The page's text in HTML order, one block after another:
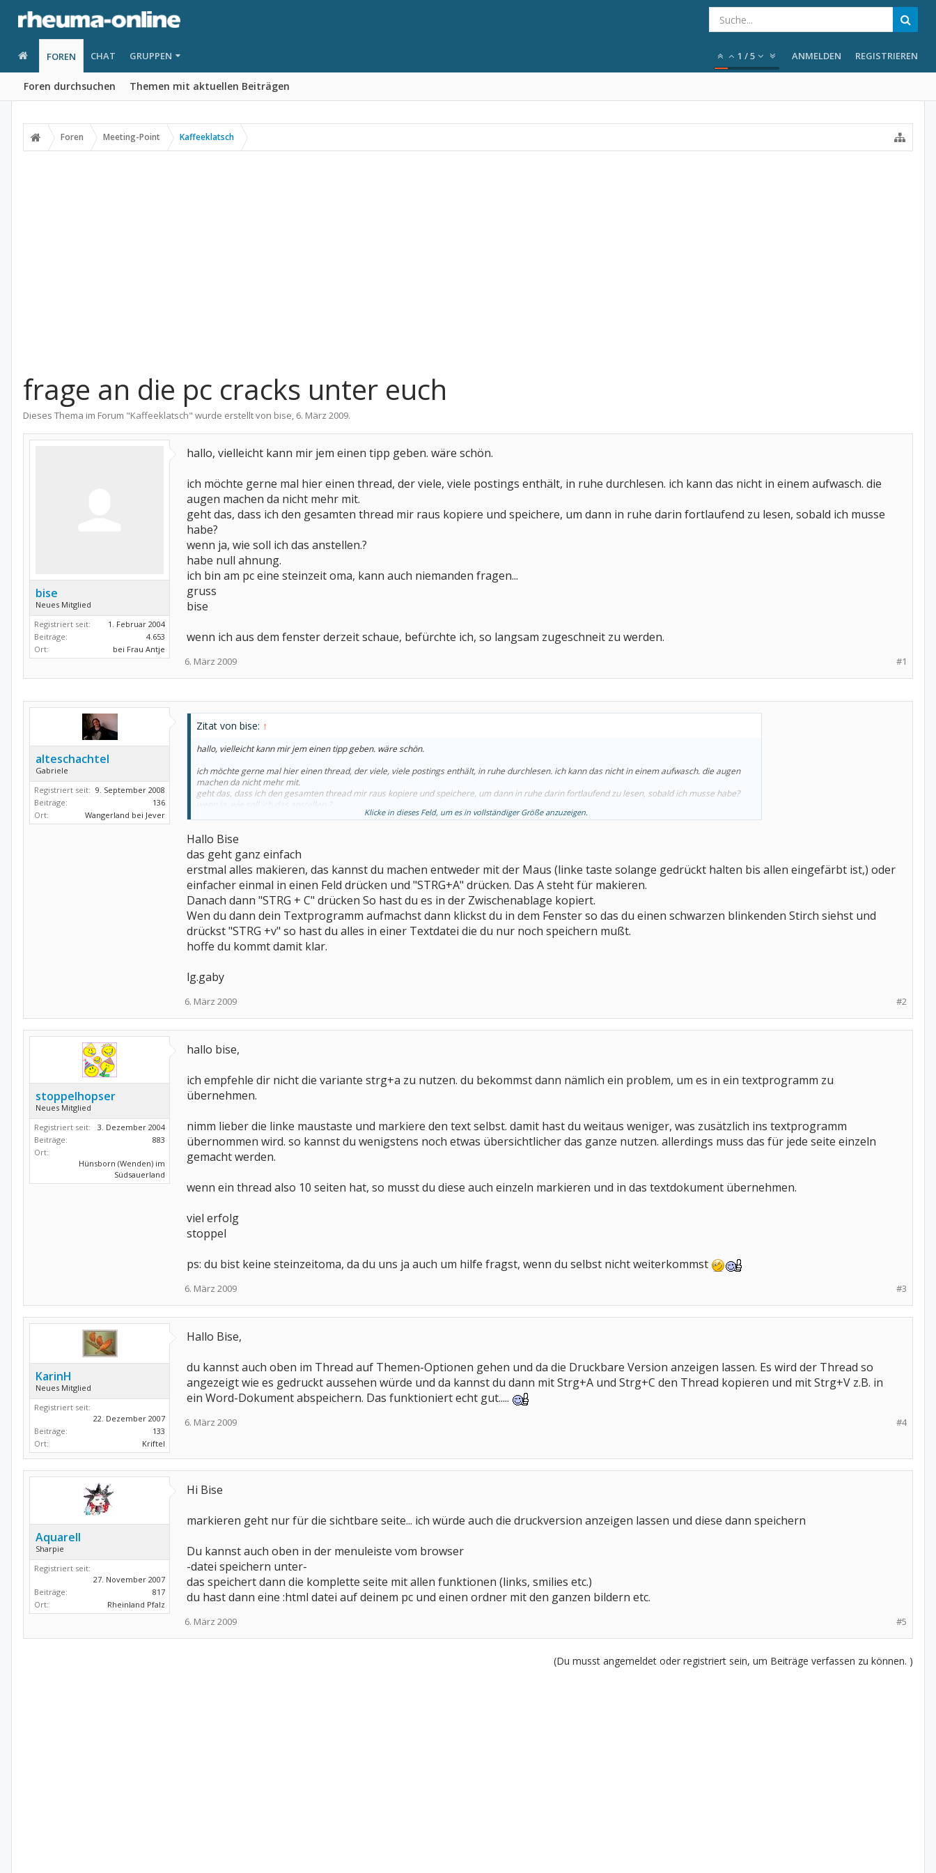
FOREN
Foren durchsuchen Themen mit aktuellen Beiträgen
CHAT GRUPPEN 1 /5 ANMELDEN REGISTRIEREN
Foren Meeting-Point Kaffeeklatsch
frage an die pc cracks unter euch
Dieses Thema im Forum "Kaffeeklatsch" wurde erstellt von bise, 6. März 2009.
bise
Neues Mitglied
Registriert seit:
1. Februar 2004
Beiträge:
4.653
Ort:
bei Frau Antje
hallo, vielleicht kann mir jem einen tipp geben. wäre schön.
ich möchte gerne mal hier einen thread, der viele, viele postings enthält, in ruhe durchlesen. ich kann das nicht in einem aufwasch. die
augen machen da nicht mehr mit.
geht das, dass ich den gesamten thread mir raus kopiere und speichere, um dann in ruhe darin fortlaufend zu lesen, sobald ich musse
habe?
wenn ja, wie soll ich das anstellen.?
habe null ahnung.
ich bin am pc eine steinzeit oma, kann auch niemanden fragen...
gruss
bise
wenn ich aus dem fenster derzeit schaue, befürchte ich, so langsam zugeschneit zu werden.
#1
6. März 2009
alteschachtel
Gabriele
Registriert seit: 9. September 2008
Beiträge:
136
Ort:
Wangerland bei Jever
Zitat von bise: ↑
hallo, vielleicht kann mir jem einen tipp geben. wäre schön.
ich möchte gerne mal hier einen thread, der viele, viele postings enthält, in ruhe durchlesen. ich kann das nicht in einem aufwasch. die augen
machen da nicht mehr mit.
geht das, dass ich den gesamten thread mir raus kopiere und speichere, um dann in ruhe darin fortlaufend zu lesen, sobald ich musse habe?
wenn ja, wie soll ich das anstellen.?
gruss
wenn ich aus dem fenster derzeit schaue, befürchte ich, so langsam zugeschneit zu werden.
Klicke in dieses Feld, um es in vollständiger Größe anzuzeigen.
Hallo Bise
das geht ganz einfach
erstmal alles makieren, das kannst du machen entweder mit der Maus (linke taste solange gedrückt halten bis allen eingefärbt ist,) oder
einfacher einmal in einen Feld drücken und "STRG+A" drücken. Das A steht für makieren.
Danach dann "STRG + C" drücken So hast du es in der Zwischenablage kopiert.
Wen du dann dein Textprogramm aufmachst dann klickst du in dem Fenster so das du einen schwarzen blinkenden Stirch siehst und
drückst "STRG +v" so hast du alles in einer Textdatei die du nur noch speichern mußt.
hoffe du kommt damit klar.
lg.gaby
#2
6. März 2009
stoppelhopser
Neues Mitglied
Registriert seit:
3. Dezember 2004
Beiträge:
883
Ort:
Hünsborn (Wenden) im
Südsauerland
hallo bise,
ich empfehle dir nicht die variante strg+a zu nutzen. du bekommst dann nämlich ein problem, um es in ein textprogramm zu
übernehmen.
nimm lieber die linke maustaste und markiere den text selbst. damit hast du weitaus weniger, was zusätzlich ins textprogramm
übernommen wird. so kannst du wenigstens noch etwas übersichtlicher das ganze nutzen. allerdings muss das für jede seite einzeln
gemacht werden.
wenn ein thread also 10 seiten hat, so musst du diese auch einzeln markieren und in das textdokument übernehmen.
viel erfolg
stoppel
ps: du bist keine steinzeitoma, da du uns ja auch um hilfe fragst, wenn du selbst nicht weiterkommst
#3
6. März 2009
KarinH
Neues Mitglied
Registriert seit:
22. Dezember 2007
Beiträge:
133
Ort:
Kriftel
Hallo Bise,
du kannst auch oben im Thread auf Themen-Optionen gehen und da die Druckbare Version anzeigen lassen. Es wird der Thread so
angezeigt wie es gedruckt aussehen würde und da kannst du dann mit Strg+A und Strg+C den Thread kopieren und mit Strg+V z.B. in
ein Word-Dokument abspeichern. Das funktioniert echt gut.....
#4
6. März 2009
Aquarell
Sharpie
Registriert seit:
27. November 2007
Beiträge:
817
Ort:
Rheinland Pfalz
Hi Bise
markieren geht nur für die sichtbare seite... ich würde auch die druckversion anzeigen lassen und diese dann speichern
Du kannst auch oben in der menuleiste vom browser
-datei speichern unter-
das speichert dann die komplette seite mit allen funktionen (links, smilies etc.)
du hast dann eine :html datei auf deinem pc und einen ordner mit den ganzen bildern etc.
#5
6. März 2009
(Du musst angemeldet oder registriert sein, um Beiträge verfassen zu können. )